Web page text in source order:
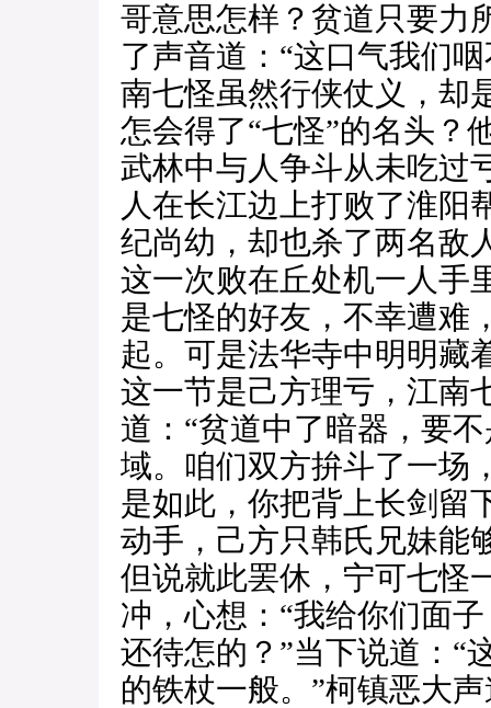
哥意思怎样？贫道只要力
了声音道：“这口气我们
南七怪虽然行侠仗义，却
怎会得了“七怪”的名头？
武林中与人争斗从未吃过
人在长江边上打败了淮阳
纪尚幼，却也杀了两名敌
这一次败在丘处机一人手
是七怪的好友，不幸遭难
起。可是法华寺中明明藏
这一节是己方理亏，江南
道：“贫道中了暗器，要
域。咱们双方拚斗了一场
是如此，你把背上长剑留
动手，己方只韩氏兄妹能
但说就此罢休，宁可七怪
冲，心想：“我给你们面
还待怎的？”当下说道：“
的铁杖一般。”柯镇恶大